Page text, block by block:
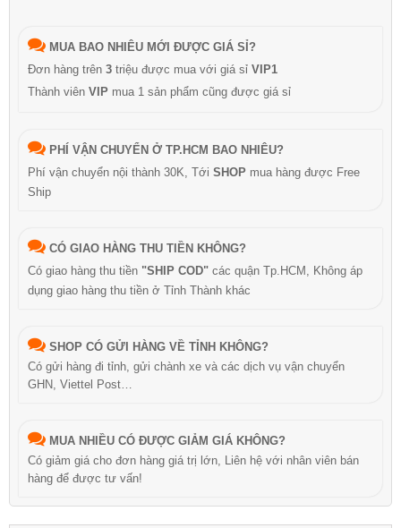
MUA BAO NHIÊU MỚI ĐƯỢC GIÁ SỈ?
Đơn hàng trên 3 triệu được mua với giá sỉ VIP1
Thành viên VIP mua 1 sản phẩm cũng được giá sỉ
PHÍ VẬN CHUYỂN Ở TP.HCM BAO NHIÊU?
Phí vận chuyển nội thành 30K, Tới SHOP mua hàng được Free
Ship
CÓ GIAO HÀNG THU TIỀN KHÔNG?
Có giao hàng thu tiền "SHIP COD" các quận Tp.HCM, Không áp
dụng giao hàng thu tiền ở Tỉnh Thành khác
SHOP CÓ GỬI HÀNG VỀ TỈNH KHÔNG?
Có gửi hàng đi tỉnh, gửi chành xe và các dịch vụ vận chuyển
GHN, Viettel Post…
MUA NHIỀU CÓ ĐƯỢC GIẢM GIÁ KHÔNG?
Có giảm giá cho đơn hàng giá trị lớn, Liên hệ với nhân viên bán
hàng để được tư vấn!